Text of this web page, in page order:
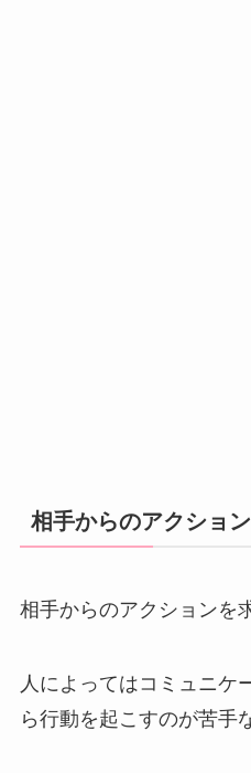
相手からのアクショ
相手からのアクションを
人によってはコミュニケ
ら行動を起こすのが苦手